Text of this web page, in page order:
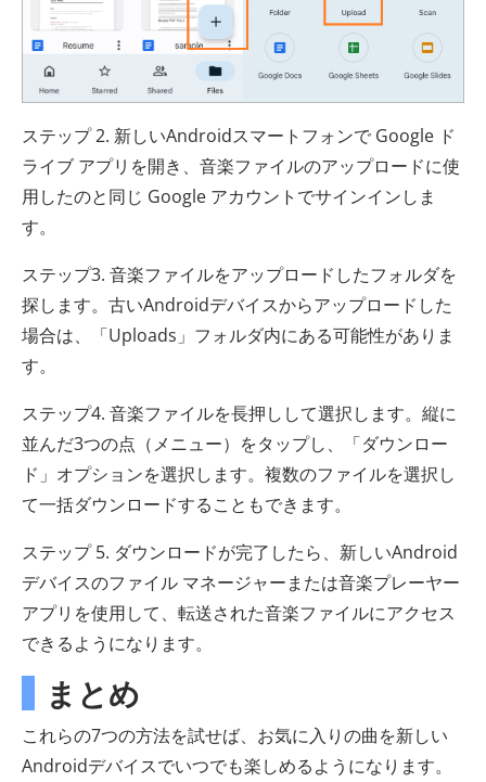
ステップ 2. 新しいAndroidスマートフォンで Google ド
ライブ アプリを開き、音楽ファイルのアップロードに使
用したのと同じ Google アカウントでサインインしま
す。
ステップ3. 音楽ファイルをアップロードしたフォルダを
探します。古いAndroidデバイスからアップロードした
場合は、「Uploads」フォルダ内にある可能性がありま
す。
ステップ4. 音楽ファイルを長押しして選択します。縦に
並んだ3つの点（メニュー）をタップし、「ダウンロー
ド」オプションを選択します。複数のファイルを選択し
て一括ダウンロードすることもできます。
ステップ 5. ダウンロードが完了したら、新しいAndroid
デバイスのファイル マネージャーまたは音楽プレーヤー
アプリを使用して、転送された音楽ファイルにアクセス
できるようになります。
まとめ
これらの7つの方法を試せば、お気に入りの曲を新しい
Androidデバイスでいつでも楽しめるようになります。